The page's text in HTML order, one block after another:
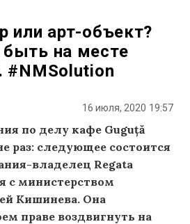
или арт-объект?
на месте
#NMSolution
16 июля, 2020 19:57
по делу кафе Guguță
раз: следующее состоится
владелец Regata
с министерством
Кишинева. Она
праве воздвигнуть на